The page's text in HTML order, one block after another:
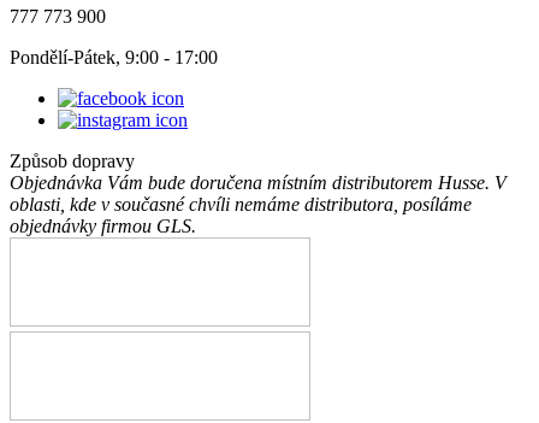
777 773 900
Pondělí-Pátek, 9:00 - 17:00
Způsob dopravy
Objednávka Vám bude doručena místním distributorem Husse. V
oblasti, kde v současné chvíli nemáme distributora, posíláme
objednávky firmou GLS.